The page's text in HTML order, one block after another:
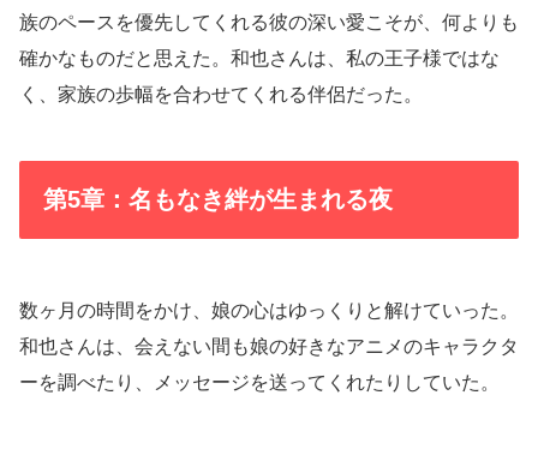
族のペースを優先してくれる彼の深い愛こそが、何よりも
確かなものだと思えた。和也さんは、私の王子様ではな
く、家族の歩幅を合わせてくれる伴侶だった。
第5章：名もなき絆が生まれる夜
数ヶ月の時間をかけ、娘の心はゆっくりと解けていった。
和也さんは、会えない間も娘の好きなアニメのキャラクタ
ーを調べたり、メッセージを送ってくれたりしていた。